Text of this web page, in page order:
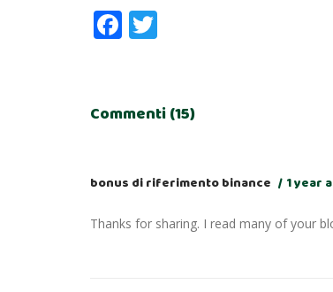
Facebook
Commenti (15)
bonus di riferimento binance 1 year
Thanks for sharing. I read many of your